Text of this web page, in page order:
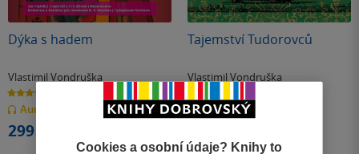
Dýka s hadem
Vlastimil Vondruška
4.6
z
5
hvězdiček
Audiokniha (mp3)
299 Kč
Tajemství Tudorovců
Vlastimil Vondruška
z
5
hvězdiček
Audiokniha
Cookies a osobní údaje? Knihy to